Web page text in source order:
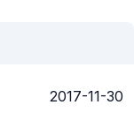
2017-11-30